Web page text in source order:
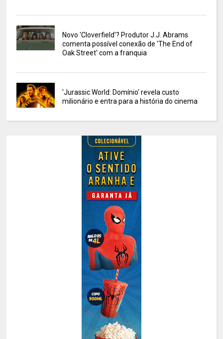
Novo 'Cloverfield'? Produtor J.J. Abrams
comenta possível conexão de 'The End of
Oak Street' com a franquia
'Jurassic World: Domínio' revela custo
milionário e entra para a história do cinema